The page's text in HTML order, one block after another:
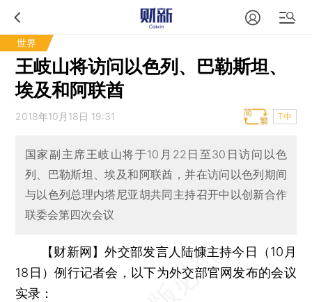
世界
王岐山将访问以色列、巴勒斯坦、
埃及和阿联酋
2018年10月18日 19:31 T中
国家副主席王岐山将于10月22日至30日访问以色
列、巴勒斯坦、埃及和阿联酋，并在访问以色列期间
与以色列总理内塔尼亚胡共同主持召开中以创新合作
联委会第四次会议
【财新网】外交部发言人陆慷主持今日（10月
18日）例行记者会，以下为外交部官网发布的会议
实录：